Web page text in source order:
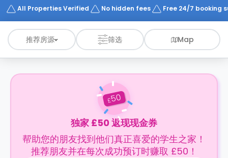
All Properties Verified No hidden fees Free 24/7 booking
推荐房源 筛选 Map
£50
独家 £50 返现现金券
帮助您的朋友找到他们真正喜爱的学生之家！
推荐朋友并在每次成功预订时赚取 £50！